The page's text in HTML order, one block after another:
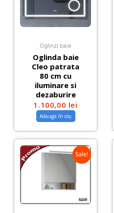
Oglinzi baie
Oglinda baie
Cleo patrata
80 cm cu
iluminare si
dezaburire
1.100,00 lei
Adaugă în coș
Sale!